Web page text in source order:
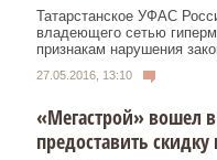
Татарстанское УФАС
владеющего сетью
признакам нарушения
27.05.2016, 13:10
«Мегастрой» вошел
предоставить